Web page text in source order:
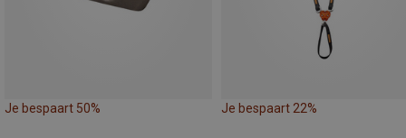
Je bespaart 50% Je bespaart 22%